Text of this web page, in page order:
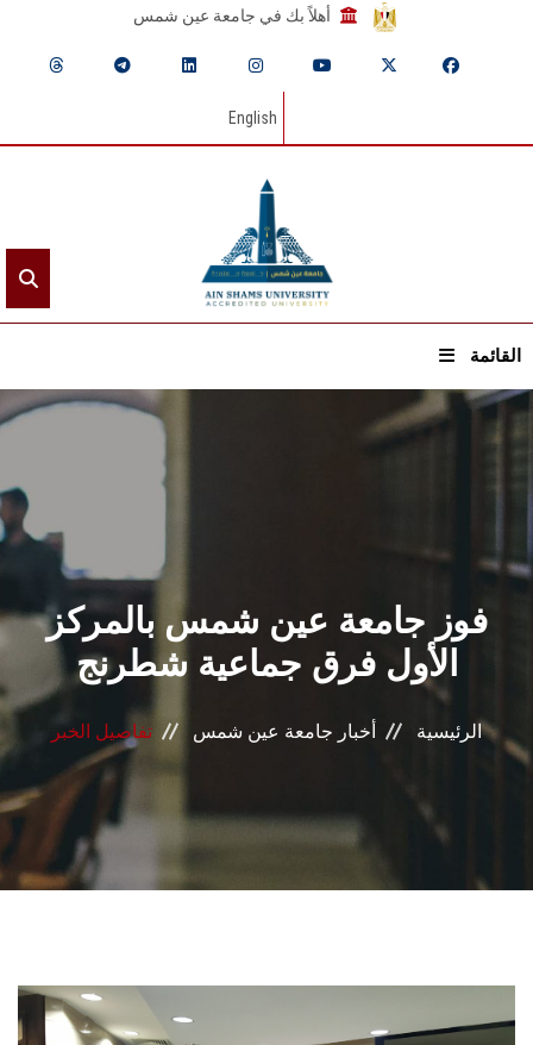
أهلاً بك في جامعة عين شمس
English
القائمة
الرئيسيـة
عن الجامعة
القطاعـات
الشئون الأكاديمية
البحث العلمي
الرعاية الصحية
المراكز والوحدات
الأنظمة الذكية
تواصل معنا
فوز جامعة عين شمس بالمركز
الأول فرق جماعية شطرنج
الرئيسية أخبار جامعة عين شمس تفاصيل الخبر